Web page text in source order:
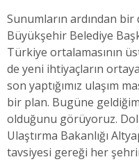
Sunumların ardından
Büyükşehir Belediye
Türkiye ortalamasının
de yeni ihtiyaçların
son yaptığımız ulaşım
bir plan. Bugüne
olduğunu görüyoruz.
Ulaştırma Bakanlığı
tavsiyesi gereği her